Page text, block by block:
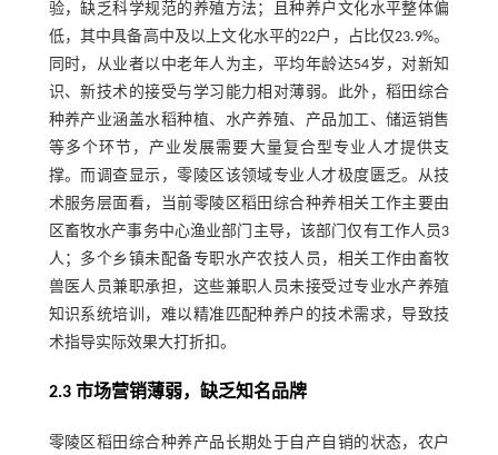
验，缺乏科学规范的养殖方法；且种养户文化水平整体偏
低，其中具备高中及以上文化水平的22户，占比仅23.9%。
同时，从业者以中老年人为主，平均年龄达54岁，对新知
识、新技术的接受与学习能力相对薄弱。此外，稻田综合
种养产业涵盖水稻种植、水产养殖、产品加工、储运销售
等多个环节，产业发展需要大量复合型专业人才提供支
撑。而调查显示，零陵区该领域专业人才极度匮乏。从技
术服务层面看，当前零陵区稻田综合种养相关工作主要由
区畜牧水产事务中心渔业部门主导，该部门仅有工作人员3
人；多个乡镇未配备专职水产农技人员，相关工作由畜牧
兽医人员兼职承担，这些兼职人员未接受过专业水产养殖
知识系统培训，难以精准匹配种养户的技术需求，导致技
术指导实际效果大打折扣。
2.3 市场营销薄弱，缺乏知名品牌
零陵区稻田综合种养产品长期处于自产自销的状态，农户